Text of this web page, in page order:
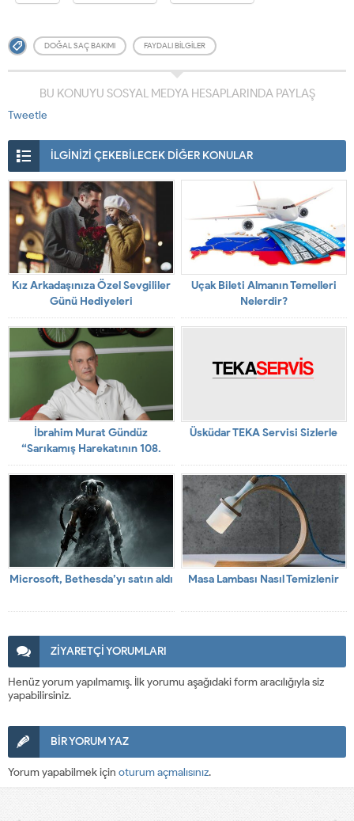
DOĞAL SAÇ BAKIMI FAYDALI BILGILER
BU KONUYU SOSYAL MEDYA HESAPLARINDA PAYLAŞ
Tweetle
İLGİNİZİ ÇEKEBİLECEK DİĞER KONULAR
Kız Arkadaşınıza Özel Sevgililer
Günü Hediyeleri
Uçak Bileti Almanın Temelleri
Nelerdir?
İbrahim Murat Gündüz
“Sarıkamış Harekatının 108.
Yılında Şehitlerimizi Dua ve
Saygı İle Anıyoruz. Ruhları Şad
Olsun”
Üsküdar TEKA Servisi Sizlerle
Microsoft, Bethesda’yı satın aldı Masa Lambası Nasıl Temizlenir
ZİYARETÇİ YORUMLARI
Henüz yorum yapılmamış. İlk yorumu aşağıdaki form aracılığıyla siz
yapabilirsiniz.
BİR YORUM YAZ
Yorum yapabilmek için oturum açmalısınız.